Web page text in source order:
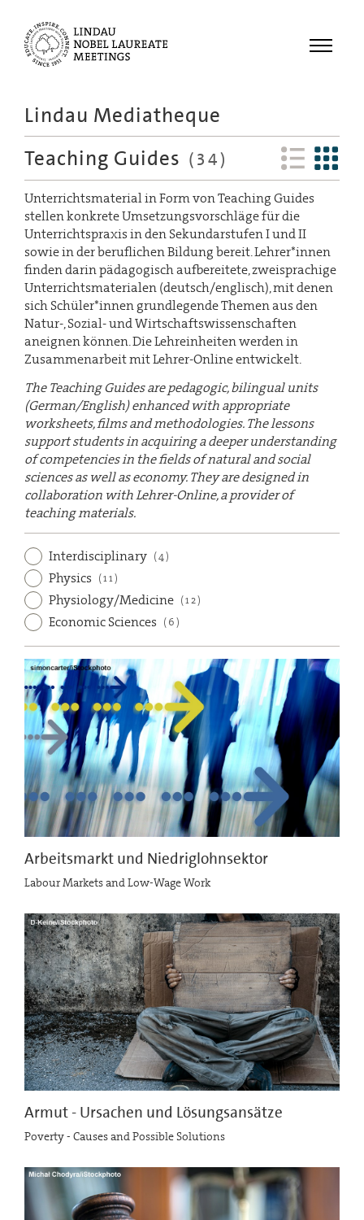
Menu
Meetings
Recordings
Topics
Educational
Lindau Mediatheque
Teaching Guides (34)
Unterrichtsmaterial in Form von Teaching Guides
stellen konkrete Umsetzungsvorschläge für die
Unterrichtspraxis in den Sekundarstufen I und II
sowie in der beruflichen Bildung bereit. Lehrer*innen
finden darin pädagogisch aufbereitete, zweisprachige
Unterrichtsmaterialen (deutsch/englisch), mit denen
sich Schüler*innen grundlegende Themen aus den
Natur-, Sozial- und Wirtschaftswissenschaften
aneignen können. Die Lehreinheiten werden in
Zusammenarbeit mit Lehrer-Online entwickelt.
The Teaching Guides are pedagogic, bilingual units
(German/English) enhanced with appropriate
worksheets, films and methodologies. The lessons
support students in acquiring a deeper understanding
of competencies in the fields of natural and social
sciences as well as economy. They are designed in
collaboration with Lehrer-Online, a provider of
teaching materials.
Interdisciplinary (4)
Physics (11)
Physiology/Medicine (12)
Economic Sciences (6)
Arbeitsmarkt und Niedriglohnsektor
Labour Markets and Low-Wage Work
Armut - Ursachen und Lösungsansätze
Poverty - Causes and Possible Solutions